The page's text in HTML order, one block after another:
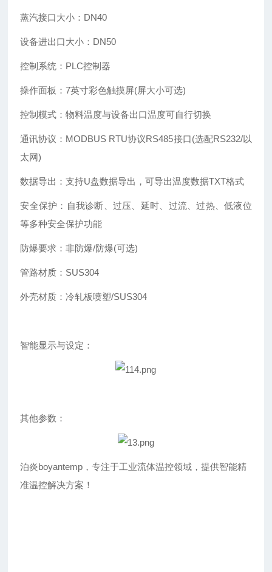
蒸汽接口大小：DN40
设备进出口大小：DN50
控制系统：PLC控制器
操作面板：7英寸彩色触摸屏(屏大小可选)
控制模式：物料温度与设备出口温度可自行切换
通讯协议：MODBUS RTU协议RS485接口(选配RS232/以
太网)
数据导出：支持U盘数据导出，可导出温度数据TXT格式
安全保护：自我诊断、过压、延时、过流、过热、低液位
等多种安全保护功能
防爆要求：非防爆/防爆(可选)
管路材质：SUS304
外壳材质：冷轧板喷塑/SUS304
智能显示与设定：
其他参数：
泊炎boyantemp，专注于工业流体温控领域，提供智能精
准温控解决方案！